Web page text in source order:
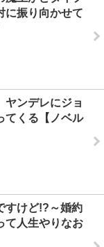
に振り向かせて
ヤンデレにジョ
てくる【ノベル
すけど!?～婚約
て人生やりなお